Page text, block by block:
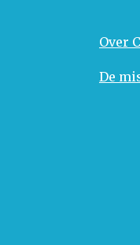
Over
De